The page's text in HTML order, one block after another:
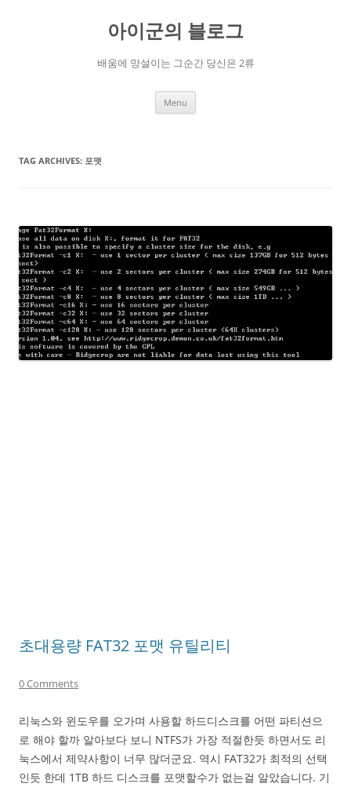
아이군의 블로그
배움에 망설이는 그순간 당신은 2류
Menu
TAG ARCHIVES: 포맷
초대용량 FAT32 포맷 유틸리티
0 Comments
리눅스와 윈도우를 오가며 사용할 하드디스크를 어떤 파티션으
로 해야 할까 알아보다 보니 NTFS가 가장 적절한듯 하면서도 리
눅스에서 제약사항이 너무 많더군요. 역시 FAT32가 최적의 선택
인듯 한데 1TB 하드 디스크를 포맷할수가 없는걸 알았습니다. 기